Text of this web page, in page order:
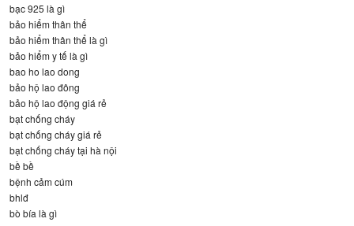
bạc 925 là gì
bảo hiểm thân thể
bảo hiểm thân thể là gì
bảo hiểm y tế là gì
bao ho lao dong
bảo hộ lao đông
bảo hộ lao động giá rẻ
bạt chống cháy
bạt chống cháy giá rẻ
bạt chống cháy tại hà nội
bề bề
bệnh cảm cúm
bhlđ
bò bía là gì